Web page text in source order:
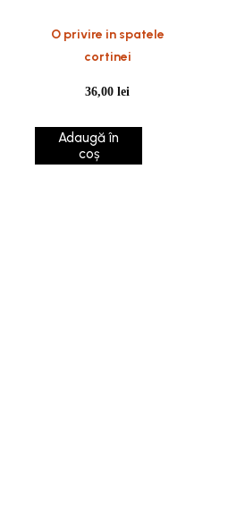
O privire in spatele
cortinei
36,00lei
Adaugă în
coș